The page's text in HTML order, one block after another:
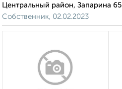
Центральный район, Запарина 65
Собственник, 02.02.2023